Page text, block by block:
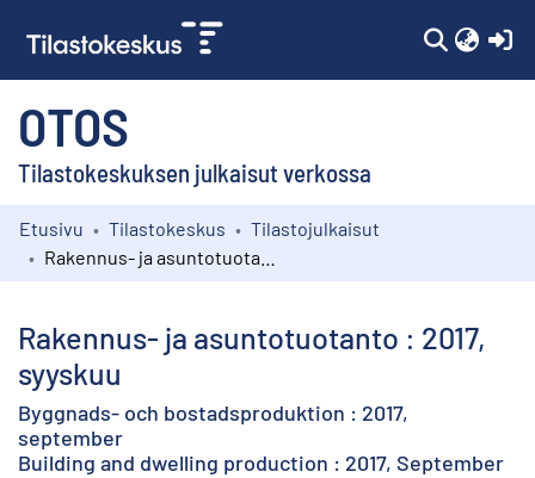
OTOS
Tilastokeskuksen julkaisut verkossa
Kokoelmat
Etusivu Tilastokeskus
Tilastojulkaisut
Rakennus- ja asuntotuotanto : 2017,
syyskuu
Byggnads- och bostadsproduktion : 2017,
september
Building and dwelling production : 2017, September